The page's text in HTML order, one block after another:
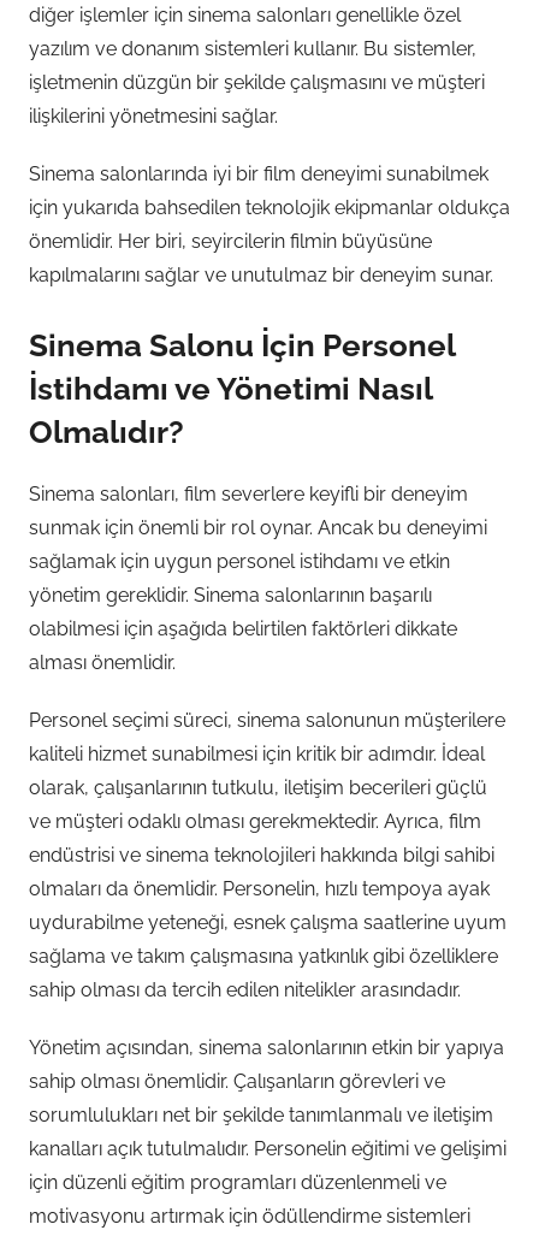
diğer işlemler için sinema salonları genellikle özel
yazılım ve donanım sistemleri kullanır. Bu sistemler,
işletmenin düzgün bir şekilde çalışmasını ve müşteri
ilişkilerini yönetmesini sağlar.
Sinema salonlarında iyi bir film deneyimi sunabilmek
için yukarıda bahsedilen teknolojik ekipmanlar oldukça
önemlidir. Her biri, seyircilerin filmin büyüsüne
kapılmalarını sağlar ve unutulmaz bir deneyim sunar.
Sinema Salonu İçin Personel
İstihdamı ve Yönetimi Nasıl
Olmalıdır?
Sinema salonları, film severlere keyifli bir deneyim
sunmak için önemli bir rol oynar. Ancak bu deneyimi
sağlamak için uygun personel istihdamı ve etkin
yönetim gereklidir. Sinema salonlarının başarılı
olabilmesi için aşağıda belirtilen faktörleri dikkate
alması önemlidir.
Personel seçimi süreci, sinema salonunun müşterilere
kaliteli hizmet sunabilmesi için kritik bir adımdır. İdeal
olarak, çalışanlarının tutkulu, iletişim becerileri güçlü
ve müşteri odaklı olması gerekmektedir. Ayrıca, film
endüstrisi ve sinema teknolojileri hakkında bilgi sahibi
olmaları da önemlidir. Personelin, hızlı tempoya ayak
uydurabilme yeteneği, esnek çalışma saatlerine uyum
sağlama ve takım çalışmasına yatkınlık gibi özelliklere
sahip olması da tercih edilen nitelikler arasındadır.
Yönetim açısından, sinema salonlarının etkin bir yapıya
sahip olması önemlidir. Çalışanların görevleri ve
sorumlulukları net bir şekilde tanımlanmalı ve iletişim
kanalları açık tutulmalıdır. Personelin eğitimi ve gelişimi
için düzenli eğitim programları düzenlenmeli ve
motivasyonu artırmak için ödüllendirme sistemleri